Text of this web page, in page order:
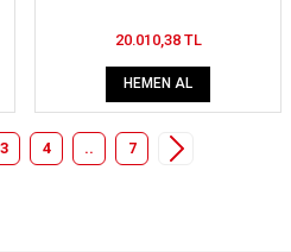
20.010,38 TL
HEMEN AL
3 4 .. 7